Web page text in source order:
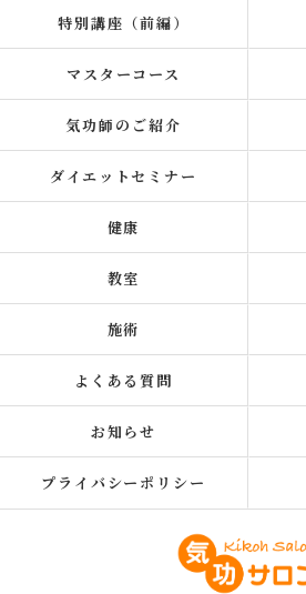
特別講座（前編）
マスターコース
気功師のご紹介
ダイエットセミナー
健康
教室
施術
よくある質問
お知らせ
プライバシーポリシー